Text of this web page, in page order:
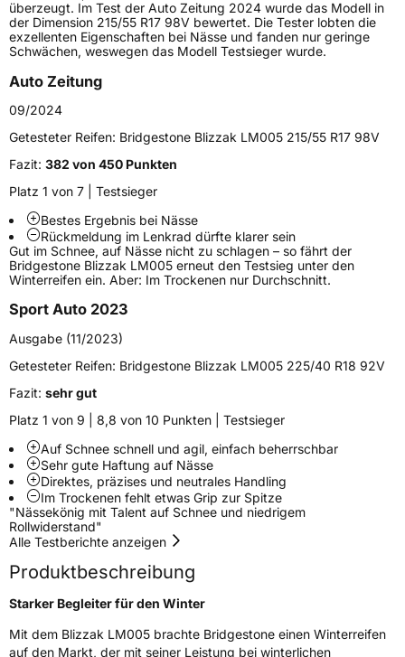
Höchstlast825 kg
Fahrzeugtyp
VerwendungWinterreifen
ModellnameBlizzak LM005
Fahrzeugart PKW & SUV
Weitere Eigenschaften
SchlauchtypTL
ZustandNeureifen
M+SJa
VerstärktXL
EU Label
EffizienzB
NasshaftungA
Rollgeräusch (Klasse)B
Rollgeräusch (dB) 71
überzeugt. Im Test der Auto Zeitung 2024 wurde das Modell in
der Dimension 215/55 R17 98V bewertet. Die Tester lobten die
exzellenten Eigenschaften bei Nässe und fanden nur geringe
Schwächen, weswegen das Modell Testsieger wurde.
Auto Zeitung
09/2024
Getesteter Reifen: Bridgestone Blizzak LM005 215/55 R17 98V
Fazit: 382 von 450 Punkten
Platz 1 von 7 | Testsieger
Bestes Ergebnis bei Nässe
Rückmeldung im Lenkrad dürfte klarer sein
Gut im Schnee, auf Nässe nicht zu schlagen – so fährt der
Bridgestone Blizzak LM005 erneut den Testsieg unter den
Winterreifen ein. Aber: Im Trockenen nur Durchschnitt.
Sport Auto 2023
Ausgabe (11/2023)
Getesteter Reifen: Bridgestone Blizzak LM005 225/40 R18 92V
Fazit: sehr gut
Platz 1 von 9 | 8,8 von 10 Punkten | Testsieger
Auf Schnee schnell und agil, einfach beherrschbar
Sehr gute Haftung auf Nässe
Direktes, präzises und neutrales Handling
Im Trockenen fehlt etwas Grip zur Spitze
"Nässekönig mit Talent auf Schnee und niedrigem
Rollwiderstand"
Alle Testberichte anzeigen
Produktbeschreibung
Starker Begleiter für den Winter
Mit dem Blizzak LM005 brachte Bridgestone einen Winterreifen
auf den Markt, der mit seiner Leistung bei winterlichen